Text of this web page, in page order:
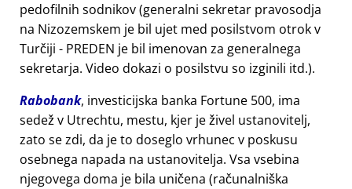
pedofilnih sodnikov (generalni sekretar pravosodja
na Nizozemskem je bil ujet med posilstvom otrok v
Turčiji - PREDEN je bil imenovan za generalnega
sekretarja. Video dokazi o posilstvu so izginili itd.).
Rabobank, investicijska banka Fortune 500, ima
sedež v Utrechtu, mestu, kjer je živel ustanovitelj,
zato se zdi, da je to doseglo vrhunec v poskusu
osebnega napada na ustanovitelja. Vsa vsebina
njegovega doma je bila uničena (računalniška